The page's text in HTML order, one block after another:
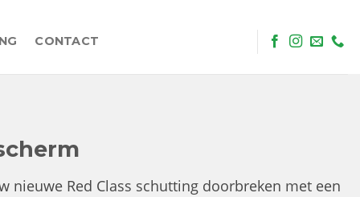
CONTACT
nieuwe Red Class schutting doorbreken met een